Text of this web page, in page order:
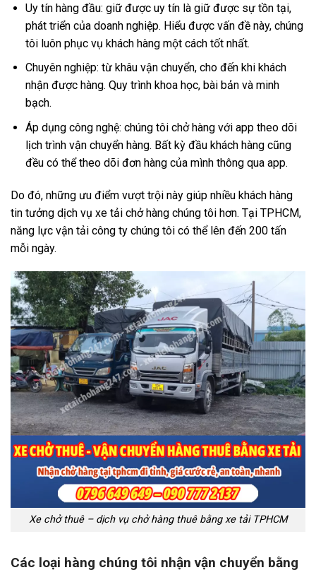
Uy tín hàng đầu: giữ được uy tín là giữ được sự tồn tại,
phát triển của doanh nghiệp. Hiểu được vấn đề này, chúng
tôi luôn phục vụ khách hàng một cách tốt nhất.
Chuyên nghiệp: từ khâu vận chuyển, cho đến khi khách
nhận được hàng. Quy trình khoa học, bài bản và minh
bạch.
Áp dụng công nghệ: chúng tôi chở hàng với app theo dõi
lịch trình vận chuyển hàng. Bất kỳ đầu khách hàng cũng
đều có thể theo dõi đơn hàng của mình thông qua app.
Do đó, những ưu điểm vượt trội này giúp nhiều khách hàng
tin tưởng dịch vụ xe tải chở hàng chúng tôi hơn. Tại TPHCM,
năng lực vận tải công ty chúng tôi có thể lên đến 200 tấn
mỗi ngày.
Xe chở thuê – dịch vụ chở hàng thuê bằng xe tải TPHCM
Các loại hàng chúng tôi nhận vận chuyển bằng